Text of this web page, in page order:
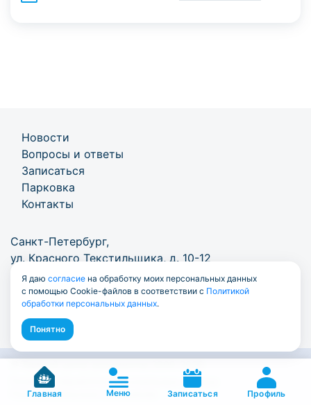
Новости
Вопросы и ответы
Записаться
Парковка
Контакты
Санкт-Петербург,
ул. Красного Текстильщика, д. 10-12
+7 (812) 777-1000/info@7771000.ru
© Единый центр документов 2009-2026
Политика обработки персональных данных
Пользовательское соглашение
Главная Меню Записаться Профиль
Я даю согласие на обработку моих персональных данных
с помощью Cookie-файлов в соответствии с Политикой
обработки персональных данных.
Понятно